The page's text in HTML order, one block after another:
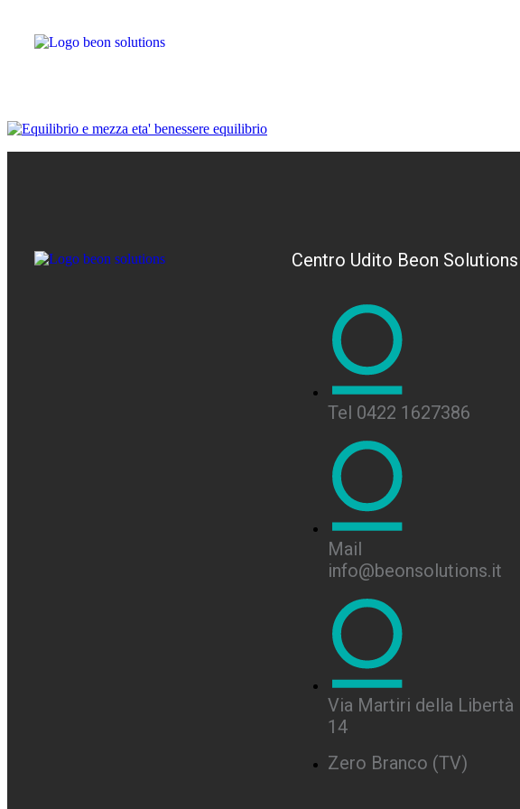
Centro Udito Beon Solutions
Tel 0422 1627386
Mail
info@beonsolutions.it
Via Martiri della Libertà
14
Zero Branco (TV)